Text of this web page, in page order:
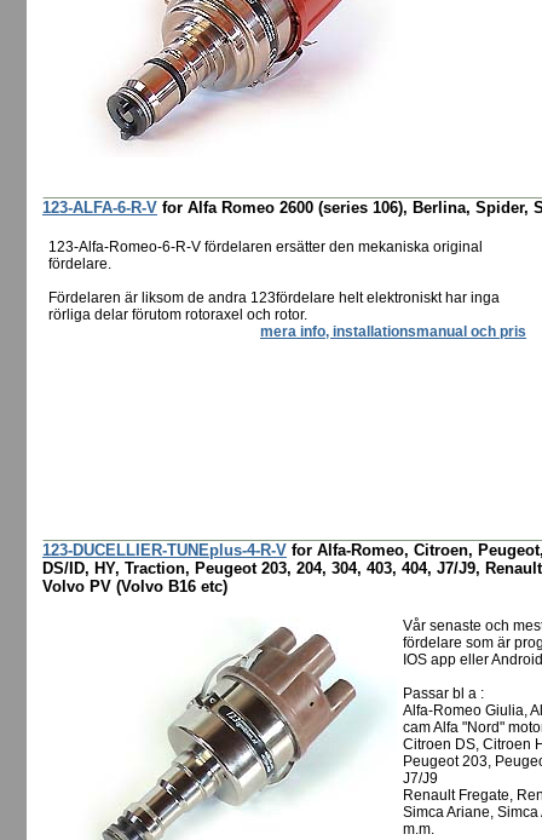
123-ALFA-6-R-V for Alfa Romeo 2600 (series 106), Berlina, Spider,
123-Alfa-Romeo-6-R-V fördelaren ersätter den mekaniska original
fördelare.
Fördelaren är liksom de andra 123fördelare helt elektroniskt har inga
rörliga delar förutom rotoraxel och rotor.
mera info, installationsmanual och pris
123-DUCELLIER-TUNEplus-4-R-V for Alfa-Romeo, Citroen,
DS/ID, HY, Traction, Peugeot 203, 204, 304, 403, 404, J7/J9,
Volvo PV (Volvo B16 etc)
Vår senaste och
fördelare som är
IOS app eller
Passar bl a :
Alfa-Romeo Giulia,
cam Alfa "Nord"
Citroen DS, Citroen
Peugeot 203,
J7/J9
Renault Fregate,
Simca Ariane,
m.m.